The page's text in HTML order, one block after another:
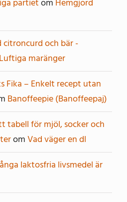
citroncurd och bär -
Luftiga maränger
Fika – Enkelt recept utan
Banoffeepie (Banoffeepaj)
tabell för mjöl, socker och
omVad väger en dl
laktosfria livsmedel är